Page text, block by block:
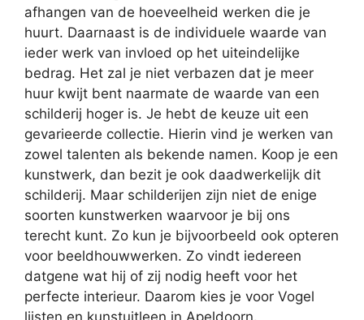
afhangen van de hoeveelheid werken die je
huurt. Daarnaast is de individuele waarde van
ieder werk van invloed op het uiteindelijke
bedrag. Het zal je niet verbazen dat je meer
huur kwijt bent naarmate de waarde van een
schilderij hoger is. Je hebt de keuze uit een
gevarieerde collectie. Hierin vind je werken van
zowel talenten als bekende namen. Koop je een
kunstwerk, dan bezit je ook daadwerkelijk dit
schilderij. Maar schilderijen zijn niet de enige
soorten kunstwerken waarvoor je bij ons
terecht kunt. Zo kun je bijvoorbeeld ook opteren
voor beeldhouwwerken. Zo vindt iedereen
datgene wat hij of zij nodig heeft voor het
perfecte interieur. Daarom kies je voor Vogel